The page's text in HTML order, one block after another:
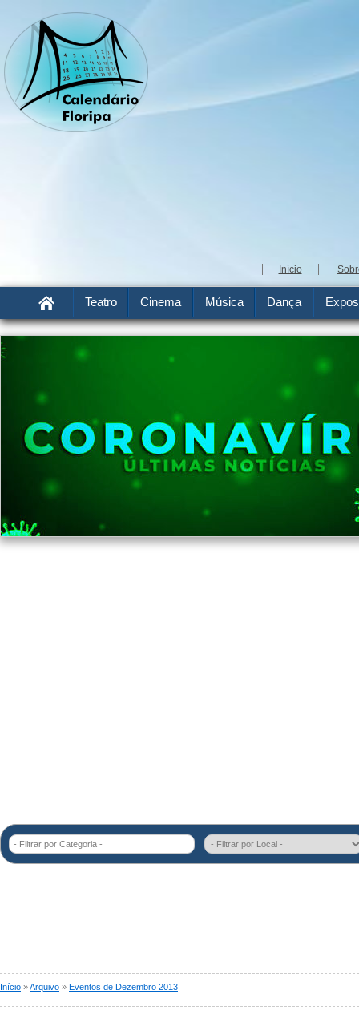
Início
Teatro Cinema Música Dança
- Filtrar por Categoria -
Início »Arquivo » Eventos de Dezembro 2013